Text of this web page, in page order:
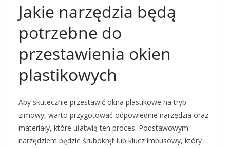
Jakie narzędzia będą
potrzebne do
przestawienia okien
plastikowych
Aby skutecznie przestawić okna plastikowe na tryb
zimowy, warto przygotować odpowiednie narzędzia oraz
materiały, które ułatwią ten proces. Podstawowym
narzędziem będzie śrubokręt lub klucz imbusowy, który